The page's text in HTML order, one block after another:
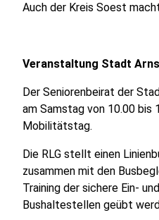
Auch der Kreis Soest
Veranstaltung Stadt
Der Seniorenbeirat der
am Samstag von 10.00 bis
Mobilitätstag.
Die RLG stellt einen
zusammen mit den
Training der sichere Ein-
Bushaltestellen geübt